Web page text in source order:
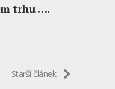
trhu ….
Starší článek